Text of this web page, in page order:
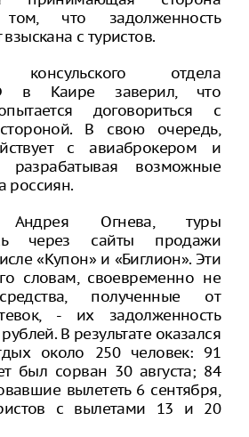
что задолженность
с туристов.
консульского отдела
в Каире заверил, что
договориться с
В свою очередь,
с авиаброкером и
разрабатывая возможные
россиян.
Огнева, туры
через сайты продажи
«Купон» и «Биглион». Эти
словам, своевременно не
полученные от
- их задолженность
В результате оказался
около 250 человек: 91
был сорван 30 августа; 84
вылететь 6 сентября,
с вылетами 13 и 20